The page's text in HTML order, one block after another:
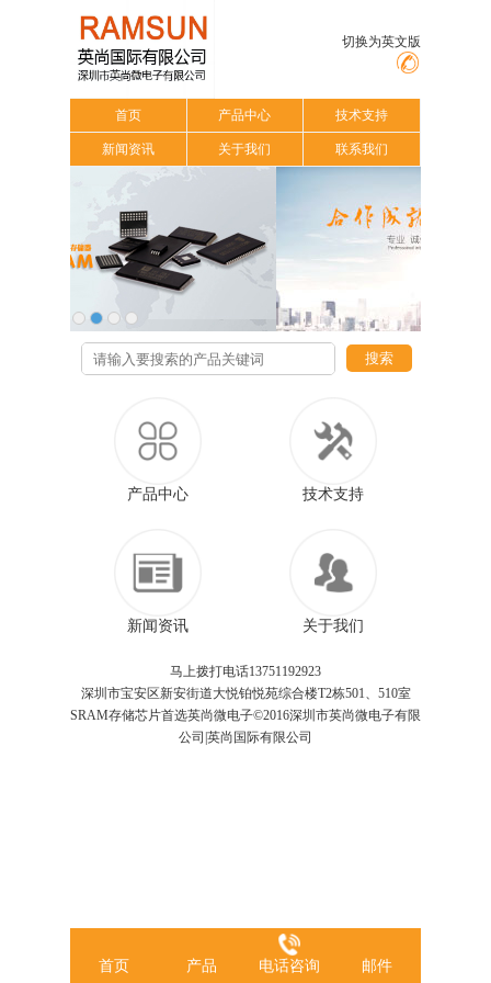
切换为英文版
首页 产品中心 技术支持
新闻资讯 关于我们 联系我们
搜索
产品中心 技术支持
新闻资讯 关于我们
马上拨打电话13751192923
深圳市宝安区新安街道大悦铂悦苑综合楼T2栋501、510室
SRAM存储芯片首选英尚微电子©2016深圳市英尚微电子有限
公司|英尚国际有限公司
首页 产品 电话咨询 邮件